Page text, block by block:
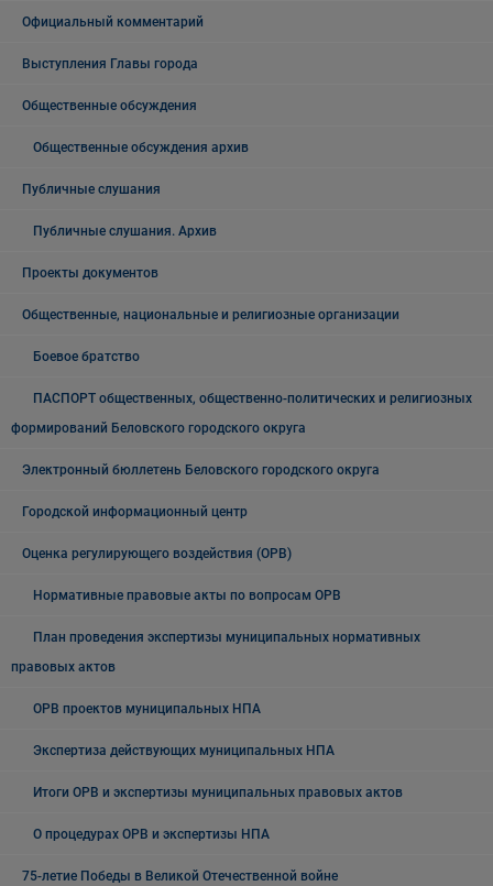
Официальный комментарий
Выступления Главы города
Общественные обсуждения
Общественные обсуждения архив
Публичные слушания
Публичные слушания. Архив
Проекты документов
Общественные, национальные и религиозные организации
Боевое братство
ПАСПОРТ общественных, общественно-политических и религиозных
формирований Беловского городского округа
Электронный бюллетень Беловского городского округа
Городской информационный центр
Оценка регулирующего воздействия (ОРВ)
Нормативные правовые акты по вопросам ОРВ
План проведения экспертизы муниципальных нормативных
правовых актов
ОРВ проектов муниципальных НПА
Экспертиза действующих муниципальных НПА
Итоги ОРВ и экспертизы муниципальных правовых актов
О процедурах ОРВ и экспертизы НПА
75-летие Победы в Великой Отечественной войне